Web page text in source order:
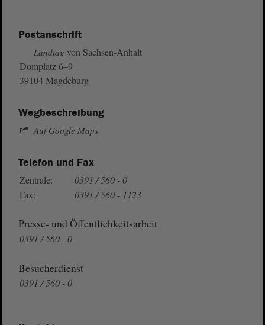
Postanschrift
Landtag von Sachsen-Anhalt
Domplatz 6–9
39104 Magdeburg
Wegbeschreibung
Auf Google Maps
Telefon und Fax
Zentrale:
0391 / 560 - 0
Fax:
0391 / 560 - 1123
Presse- und Öffentlichkeitsarbeit
0391 / 560 - 0
Besucherdienst
0391 / 560 - 0